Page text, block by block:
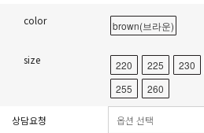
color brown(브라운)
size 220 225 230
255
260
상담요청